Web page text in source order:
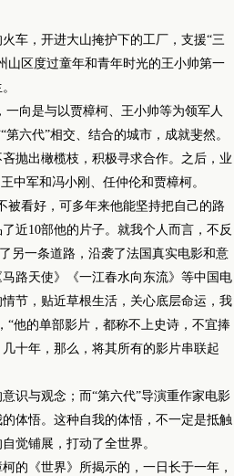
车，开进大山掩护下的工厂，支援“三
山区度过童年和青年时光的王小帅第一
向是与以贾樟柯、王小帅等为领军人
六代”相交、结合的城市，成就斐然。
抛出橄榄枝，积极寻求合作。之后，业
中军和冯小刚、任仲伦和贾樟柯。
看好，可多年来他能坚持把自己的路
近10部他的片子。就我个人而言，不反
另一条道路，沿袭了法国真实电影和意
路天使》《一江春水向东流》等中国电
节，贴近草根生活，关心底层命运，我
“他的单部影片，都称不上史诗，不宜捧
十年，那么，将其所有的影片串联起
与观念；而“第六代”导演重作家电影
体悟。这种自我的体悟，不一定是抵触
觉铺展，打动了全世界。
《世界》所揭示的，一日长于一年，